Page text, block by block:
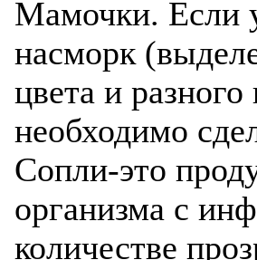
Мамочки. Если
насморк
цвета и
необходимо
Сопли-это
организма с
количестве